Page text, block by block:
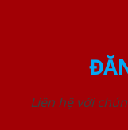
Liên hệ với